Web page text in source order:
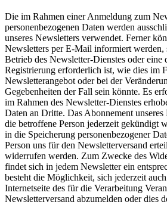
Die im Rahmen einer Anmeldung zum
personenbezogenen Daten werden
unseres Newsletters verwendet. Ferner
Newsletters per E-Mail informiert werden,
Betrieb des Newsletter-Dienstes oder eine
Registrierung erforderlich ist, wie dies im
Newsletterangebot oder bei der
Gegebenheiten der Fall sein könnte. Es
im Rahmen des Newsletter-Dienstes
Daten an Dritte. Das Abonnement
die betroffene Person jederzeit gekündigt
in die Speicherung personenbezogener
Person uns für den Newsletterversand
widerrufen werden. Zum Zwecke des
findet sich in jedem Newsletter ein
besteht die Möglichkeit, sich jederzeit
Internetseite des für die Verarbeitung
Newsletterversand abzumelden oder dies